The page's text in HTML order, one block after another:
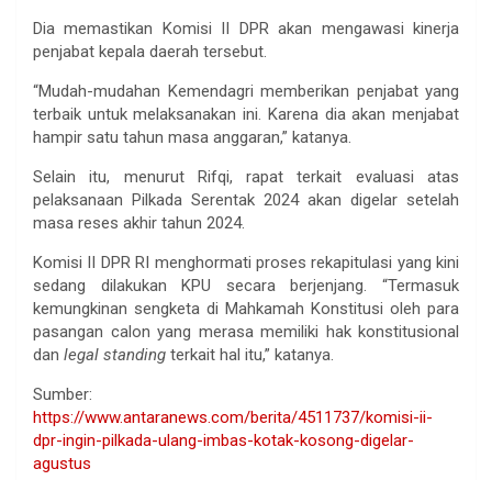
Dia memastikan Komisi II DPR akan mengawasi kinerja
penjabat kepala daerah tersebut.
“Mudah-mudahan Kemendagri memberikan penjabat yang
terbaik untuk melaksanakan ini. Karena dia akan menjabat
hampir satu tahun masa anggaran,” katanya.
Selain itu, menurut Rifqi, rapat terkait evaluasi atas
pelaksanaan Pilkada Serentak 2024 akan digelar setelah
masa reses akhir tahun 2024.
Komisi II DPR RI menghormati proses rekapitulasi yang kini
sedang dilakukan KPU secara berjenjang. “Termasuk
kemungkinan sengketa di Mahkamah Konstitusi oleh para
pasangan calon yang merasa memiliki hak konstitusional
dan legal standing terkait hal itu,” katanya.
Sumber:
https://www.antaranews.com/berita/4511737/komisi-ii-
dpr-ingin-pilkada-ulang-imbas-kotak-kosong-digelar-
agustus